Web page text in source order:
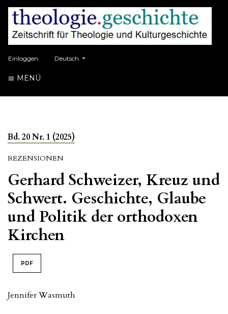
Einloggen ##plugins.themes.healthSciences.language.toggle##
Deutsch
MENÜ
Bd. 20 Nr. 1 (2025)
REZENSIONEN
Gerhard Schweizer, Kreuz und
Schwert. Geschichte, Glaube
und Politik der orthodoxen
Kirchen
PDF
Jennifer Wasmuth